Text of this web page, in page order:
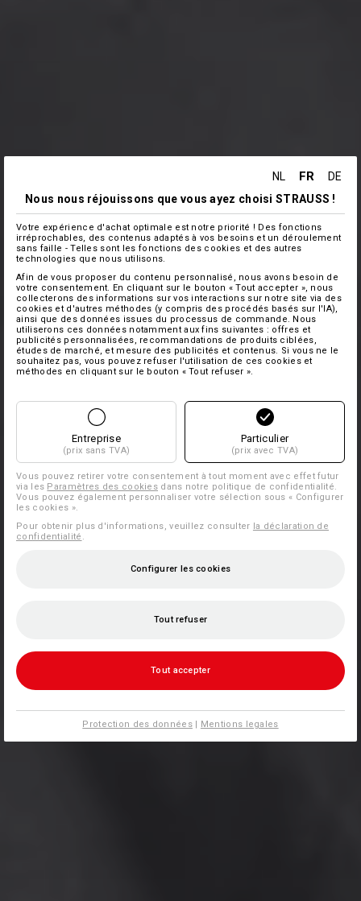
NL FR
DE
Nous nous réjouissons que vous ayez choisi STRAUSS !
Votre expérience d'achat optimale est notre priorité ! Des fonctions
irréprochables, des contenus adaptés à vos besoins et un déroulement
sans faille - Telles sont les fonctions des cookies et des autres
technologies que nous utilisons.
Afin de vous proposer du contenu personnalisé, nous avons besoin de
votre consentement. En cliquant sur le bouton « Tout accepter », nous
collecterons des informations sur vos interactions sur notre site via des
cookies et d'autres méthodes (y compris des procédés basés sur l'IA),
ainsi que des données issues du processus de commande. Nous
utiliserons ces données notamment aux fins suivantes : offres et
publicités personnalisées, recommandations de produits ciblées,
études de marché, et mesure des publicités et contenus. Si vous ne le
souhaitez pas, vous pouvez refuser l'utilisation de ces cookies et
méthodes en cliquant sur le bouton « Tout refuser ».
Entreprise
(prix sans TVA)
Particulier
(prix avec TVA)
Vous pouvez retirer votre consentement à tout moment avec effet futur
via les Paramètres des cookies dans notre politique de confidentialité.
Vous pouvez également personnaliser votre sélection sous « Configurer
les cookies ».
Pour obtenir plus d'informations, veuillez consulter la déclaration de
confidentialité
Configurer les cookies
Tout refuser
Tout accepter
Protection des données| Mentions legales